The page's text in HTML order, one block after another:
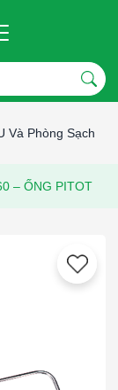
Và Phòng Sạch
– ỐNG PITOT